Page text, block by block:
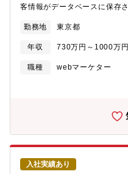
トラブルが起こりやすい領域
儀を実現する社会性の高さが
新規事業の立上げまで幅広く
を成長させる手触り感を得ら
客情報がデータベースに保存
活用に加え、データやAI、テ
ニケーション設計（CRM）
みづくりを担う、新しいマー
在、社内ではエンジニア採用
【ミッション】■『ナース専
し、会員のアクティブ化・定
戦略立案～実行■単一サービ
ータを用い、転職支援だけで
プ支援の促進【職務内容】以
に合わせてお任せします。な
のではなく、ユーザー価値最
勤務地 東京都
年収 730万円～1000万円
職種
webマーケター
入社実績あり